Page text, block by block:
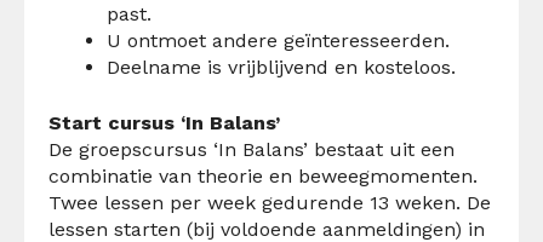
past.
U ontmoet andere geïnteresseerden.
Deelname is vrijblijvend en kosteloos.
Start cursus ‘In Balans’
De groepscursus ‘In Balans’ bestaat uit een
combinatie van theorie en beweegmomenten.
Twee lessen per week gedurende 13 weken. De
lessen starten (bij voldoende aanmeldingen) in